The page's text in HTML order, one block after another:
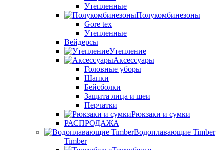
Утепленные
Полукомбинезоны
Gore tex
Утепленные
Вейдерсы
Утепление
Аксессуары
Головные уборы
Шапки
Бейсболки
Защита лица и шеи
Перчатки
Рюкзаки и сумки
РАСПРОДАЖА
Водоплавающие Timber
Timber